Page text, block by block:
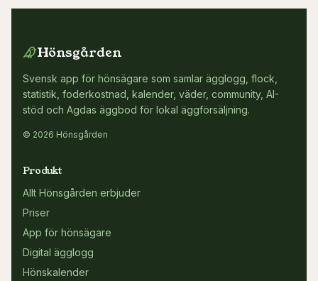
Hönsgården
Svensk app för hönsägare som samlar ägglogg, flock,
statistik, foderkostnad, kalender, väder, community, AI-
stöd och Agdas äggbod för lokal äggförsäljning.
© 2026 Hönsgården
Produkt
Allt Hönsgården erbjuder
Priser
App för hönsägare
Digital ägglogg
Hönskalender